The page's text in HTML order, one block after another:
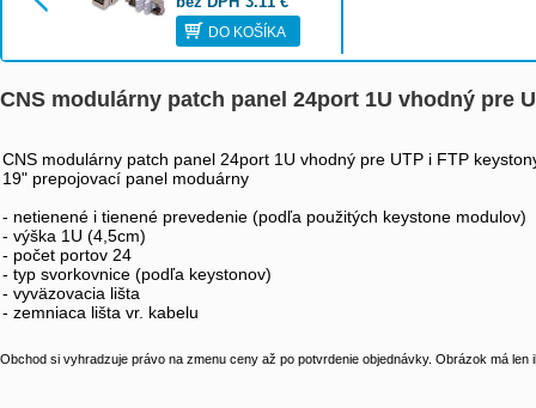
DO KOŠÍKA
CNS modulárny patch panel 24port 1U vhodný pre
CNS modulárny patch panel 24port 1U vhodný pre UTP i FTP
19" prepojovací panel moduárny
- netienené i tienené prevedenie (podľa použitých keystone modulov)
- výška 1U (4,5cm)
- počet portov 24
- typ svorkovnice (podľa keystonov)
- vyväzovacia lišta
- zemniaca lišta vr. kabelu
Obchod si vyhradzuje právo na zmenu ceny až po potvrdenie objednávky. Obrázok má len